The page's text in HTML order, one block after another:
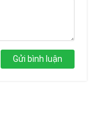
Gửi bình luận